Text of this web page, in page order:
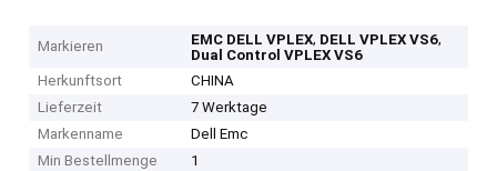
Markieren EMC DELL VPLEX, DELL VPLEX VS6,
Dual Control VPLEX VS6
Herkunftsort
CHINA
Lieferzeit
7 Werktage
Markenname
Dell Emc
Min Bestellmenge
1